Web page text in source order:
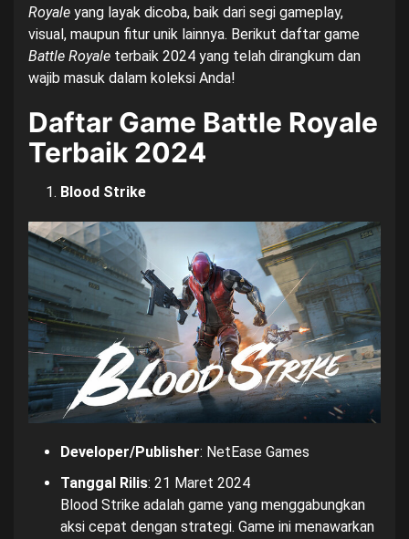
Royale yang layak dicoba, baik dari segi gameplay,
visual, maupun fitur unik lainnya. Berikut daftar game
Battle Royale terbaik 2024 yang telah dirangkum dan
wajib masuk dalam koleksi Anda!
Daftar Game Battle Royale
Terbaik 2024
Blood Strike
Developer/Publisher: NetEase Games
Tanggal Rilis: 21 Maret 2024
Blood Strike adalah game yang menggabungkan
aksi cepat dengan strategi. Game ini menawarkan